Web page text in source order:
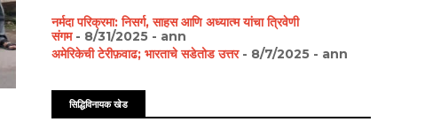
नर्मदा परिक्रमा: निसर्ग, साहस आणि अध्यात्म यांचा त्रिवेणी
संगम- 8/31/2025 - ann
अमेरिकेची टेरीफ़वाढ; भारताचे सडेतोड उत्तर- 8/7/2025 - ann
सिद्धिविनायक खेड